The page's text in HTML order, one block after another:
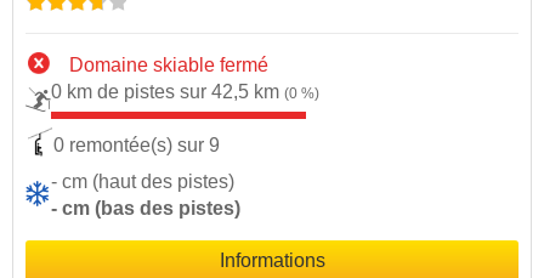
Domaine skiable fermé
0 km de pistes sur 42,5 km (0 %)
0 remontée(s) sur 9
- cm (haut des pistes)
- cm (bas des pistes)
Informations